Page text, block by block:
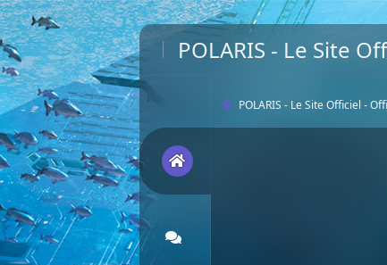
POLARIS - Le Site
POLARIS - Le Site Officiel -